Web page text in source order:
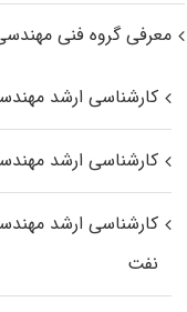
معرفی گروه فنی
کارشناسی ارشد
کارشناسی ارشد
کارشناسی ارشد
نفت